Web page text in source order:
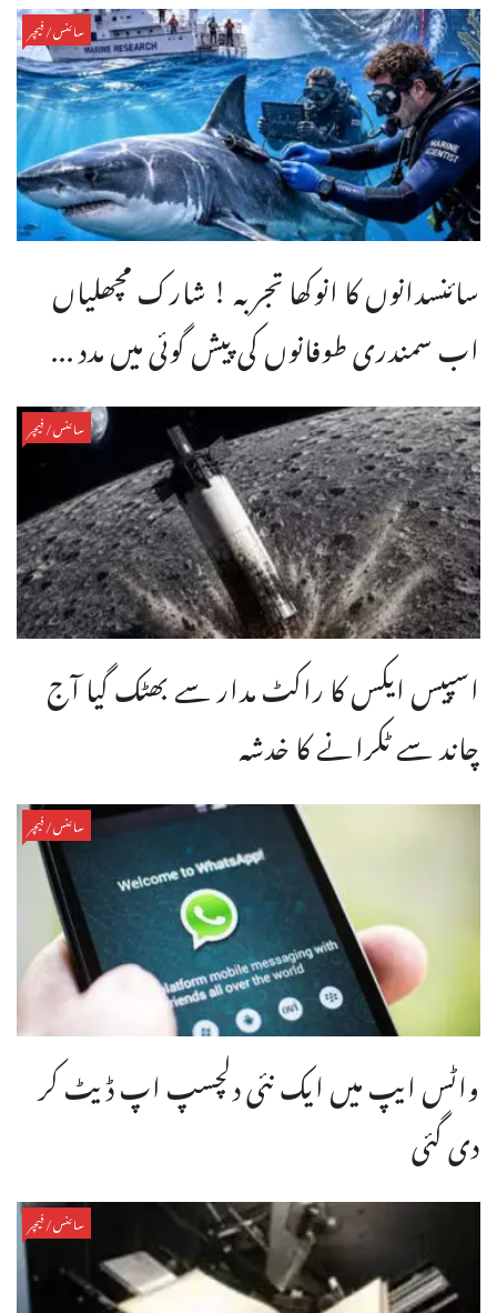
سائنس/فیچر
سائنسدانوں کا انوکھا تجربہ ! شارک مچھلیاں
اب سمندری طوفانوں کی پیش گوئی میں مدد ...
سائنس/فیچر
اسپیس ایکس کا راکٹ مدار سے بھٹک گیا آج
چاند سے ٹکرانے کا خدشہ
سائنس/فیچر
واٹس ایپ میں ایک نئی دلچسپ اپ ڈیٹ کر
دی گئی
سائنس/فیچر